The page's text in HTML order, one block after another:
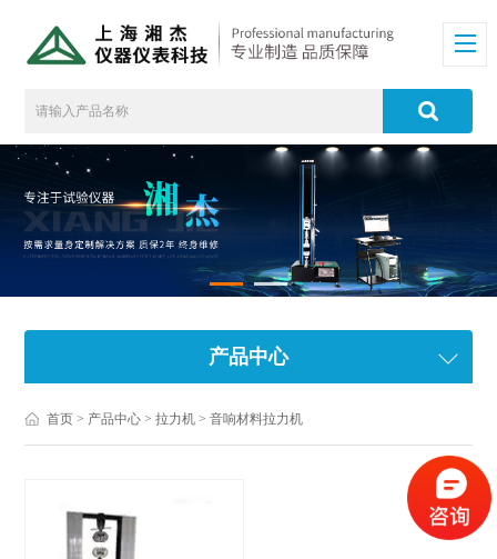
产品中心
首页 > 产品中心 >拉力机 >音响材料拉力机